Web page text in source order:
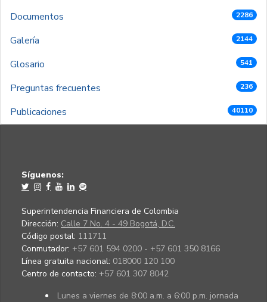
Documentos 2286
Galería 2144
Glosario 541
Preguntas frecuentes 236
Publicaciones 40110
Síguenos:
Superintendencia Financiera de Colombia
Dirección: Calle 7 No. 4 - 49 Bogotá, D.C.
Código postal: 111711
Conmutador: +57 601 594 0200 - +57 601 350 8166
Línea gratuita nacional: 018000 120 100
Centro de contacto: +57 601 307 8042
Lunes a viernes de 8:00 a.m. a 6:00 p.m. jornada